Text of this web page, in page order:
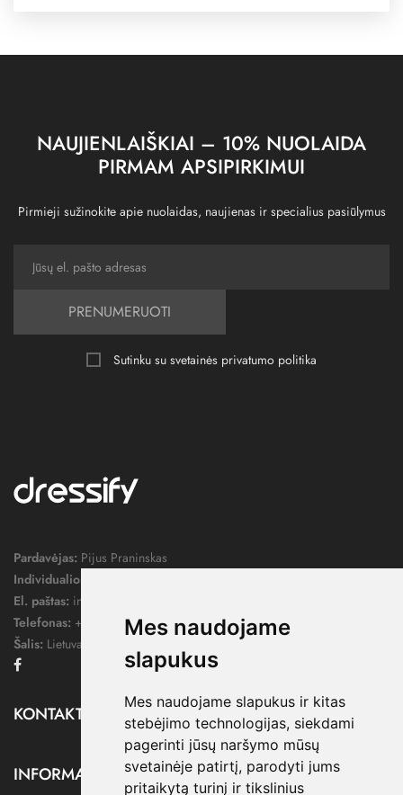
Mes naudojame
slapukus
Mes naudojame slapukus ir kitas
stebėjimo technologijas, siekdami
pagerinti jūsų naršymo mūsų
svetainėje patirtį, parodyti jums
pritaikytą turinį ir tikslinius
NAUJIENLAIŠKIAI – 10% NUOLAIDA
PIRMAM APSIPIRKIMUI
Pirmieji sužinokite apie nuolaidas, naujienas ir specialius pasiūlymus
PRENUMERUOTI
Sutinku su svetainės privatumo politika
Pardavėjas: Pijus Praninskas
Individualios veiklos pažymos nr.:
El. paštas: info@dressify.lt
Telefonas: +370 676 78578
Šalis: Lietuva
KONTAKTAI
INFORMACIJA